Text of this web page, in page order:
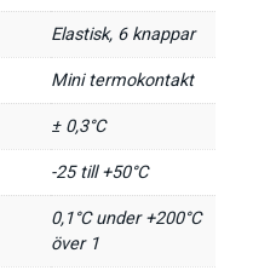
Elastisk, 6 knappar
Mini termokontakt
± 0,3°C
-25 till +50°C
0,1°C under +200°C
över 1